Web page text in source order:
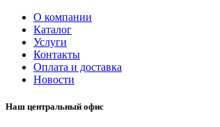
О компании
Каталог
Услуги
Контакты
Оплата и доставка
Новости
Наш центральный офис